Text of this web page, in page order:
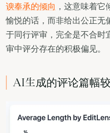
谀奉承的倾向 ，这意味着
愉悦的话，而非给出公正无
于同行评审，完全是不合
审中评分存在的积极偏见。
AI生成的评论篇幅